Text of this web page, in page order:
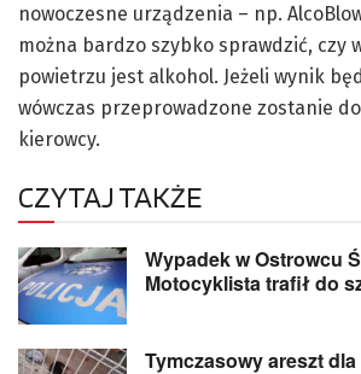
nowoczesne urządzenia – np.
można bardzo szybko sprawdzić, czy
powietrzu jest alkohol. Jeżeli wynik
wówczas przeprowadzone zostanie
kierowcy.
CZYTAJ TAKŻE
Wypadek w Ostrowcu
Motocyklista trafił do
Tymczasowy areszt